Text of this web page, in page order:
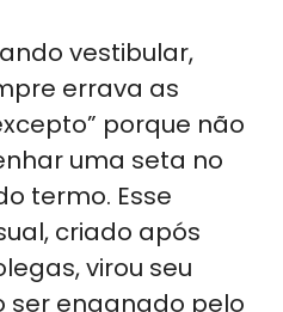
vestibular,
errava as
porque não
uma seta no
termo. Esse
criado após
virou seu
ser enganado pelo